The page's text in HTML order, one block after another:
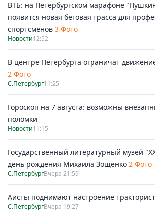
ВТБ: на Петербургском марафоне
появится новая беговая трасса для
спортсменов 3 Фото
Новости12:52
В центре Петербурга ограничат
2 Фото
С.Петербург11:25
Гороскоп на 7 августа: возможны
поломки
Новости11:15
Государственный литературный музей
день рождения Михаила Зощенко 2 Фото
С.ПетербургВчера 21:59
Аисты поднимают настроение
С.ПетербургВчера 19:27